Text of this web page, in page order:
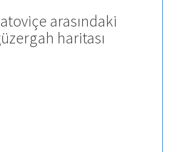
arasındaki
haritası